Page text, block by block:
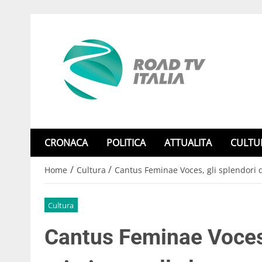
CRONACA POLITICA ATTUALITA
Home / Cultura / Cantus Feminae Voces, gli
Cultura
Cantus Feminae